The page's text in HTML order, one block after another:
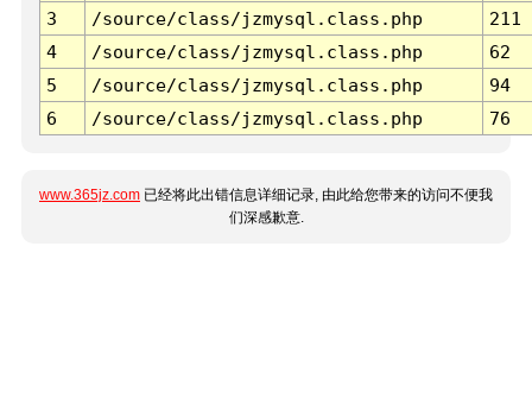
3 /source/class/jzmysql.class.php
211
4
/source/class/jzmysql.class.php
62
5
/source/class/jzmysql.class.php
94
6
/source/class/jzmysql.class.php 76
www.365jz.com 已经将此出错信息详细记录, 由此给您带来的访问不便我
们深感歉意.